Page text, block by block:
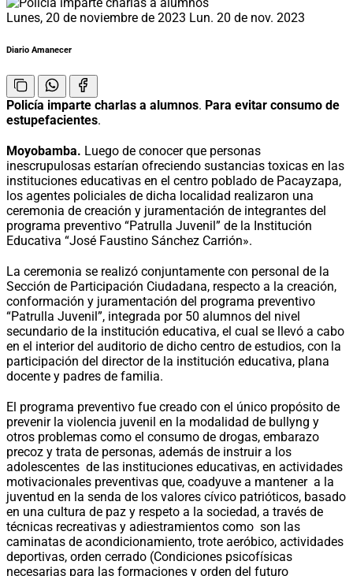
Lunes, 20 de noviembre de 2023 Lun. 20 de nov. 2023
Diario Amanecer
Policía imparte charlas a alumnos. Para evitar consumo de
estupefacientes.
Moyobamba. Luego de conocer que personas
inescrupulosas estarían ofreciendo sustancias toxicas en las
instituciones educativas en el centro poblado de Pacayzapa,
los agentes policiales de dicha localidad realizaron una
ceremonia de creación y juramentación de integrantes del
programa preventivo “Patrulla Juvenil” de la Institución
Educativa “José Faustino Sánchez Carrión».
La ceremonia se realizó conjuntamente con personal de la
Sección de Participación Ciudadana, respecto a la creación,
conformación y juramentación del programa preventivo
“Patrulla Juvenil”, integrada por 50 alumnos del nivel
secundario de la institución educativa, el cual se llevó a cabo
en el interior del auditorio de dicho centro de estudios, con la
participación del director de la institución educativa, plana
docente y padres de familia.
El programa preventivo fue creado con el único propósito de
prevenir la violencia juvenil en la modalidad de bullyng y
otros problemas como el consumo de drogas, embarazo
precoz y trata de personas, además de instruir a los
adolescentes de las instituciones educativas, en actividades
motivacionales preventivas que, coadyuve a mantener a la
juventud en la senda de los valores cívico patrióticos, basado
en una cultura de paz y respeto a la sociedad, a través de
técnicas recreativas y adiestramientos como son las
caminatas de acondicionamiento, trote aeróbico, actividades
deportivas, orden cerrado (Condiciones psicofísicas
necesarias para las formaciones y orden del futuro